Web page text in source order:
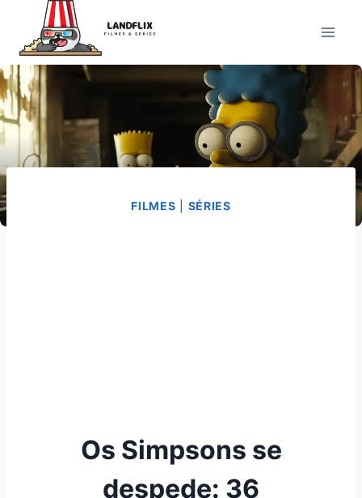
Conteúdo
FILMES SÉRIES
Os Simpsons se
despede: 36